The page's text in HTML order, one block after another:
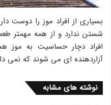
بسیاری از افراد موز را دوست
شستن ندارد و از همه مهمتر
افراد دچار حساسیت به موز
آزاردهنده ای می شوند که نمی
نوشته های مشابه